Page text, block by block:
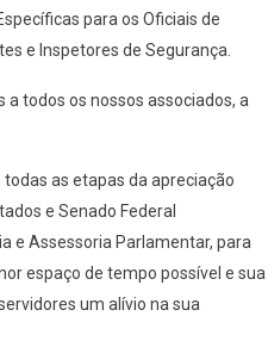
para os Oficiais de
e Inspetores de Segurança.
todos os nossos associados, a
as etapas da apreciação
e Senado Federal
e Assessoria Parlamentar, para
espaço de tempo possível e sua
um alívio na sua